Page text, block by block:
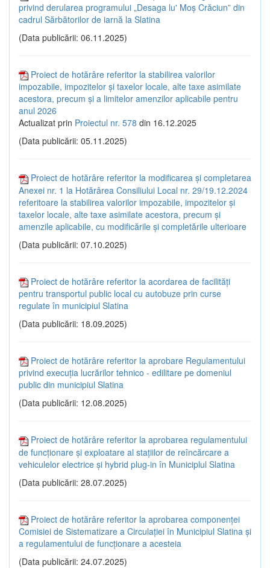
privind derularea programului „Desaga lu' Moș Crăciun” din
cadrul Sărbătorilor de iarnă la Slatina
(Data publicării: 06.11.2025)
Proiect de hotărâre referitor la stabilirea valorilor
impozabile, impozitelor și taxelor locale, alte taxe asimilate
acestora, precum și a limitelor amenzilor aplicabile pentru
anul 2026
Actualizat prin Proiectul nr. 578 din 16.12.2025
(Data publicării: 05.11.2025)
Proiect de hotărâre referitor la modificarea și completarea
Anexei nr. 1 la Hotărârea Consiliului Local nr. 29/19.12.2024
referitoare la stabilirea valorilor impozabile, impozitelor și
taxelor locale, alte taxe asimilate acestora, precum și
amenzile aplicabile, cu modificările și completările ulterioare
(Data publicării: 07.10.2025)
Proiect de hotărâre referitor la acordarea de facilități
pentru transportul public local cu autobuze prin curse
regulate în municipiul Slatina
(Data publicării: 18.09.2025)
Proiect de hotărâre referitor la aprobare Regulamentului
privind execuţia lucrărilor tehnico - edilitare pe domeniul
public din municipiul Slatina
(Data publicării: 12.08.2025)
Proiect de hotărâre referitor la aprobarea regulamentului
de funcţionare şi exploatare al staţiilor de reîncărcare a
vehiculelor electrice şi hybrid plug-in în Municiplul Slatina
(Data publicării: 28.07.2025)
Proiect de hotărâre referitor la aprobarea componenţei
Comisiei de Sistematizare a Circulaţiei în Municipiul Slatina și
a regulamentului de funcţionare a acesteia
(Data publicării: 24.07.2025)